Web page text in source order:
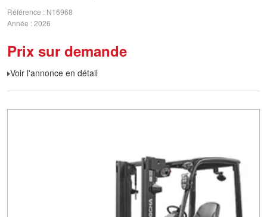
Référence
N16968
Année 2026
Prix sur demande
Voir l'annonce en détail